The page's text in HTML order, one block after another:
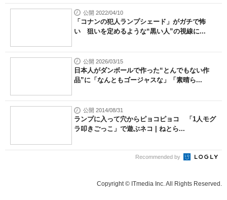
公開 2022/04/10
「コナンの犯人ランプシェード」がガチで怖
い 狙いを定めるような“黒い人”の視線に...
公開 2026/03/15
日本人がダンボールで作った“とんでもない作
品”に「なんともゴージャスな」「素晴ら...
公開 2014/08/31
ランプに入って穴からピョコピョコ 「1人モグ
ラ叩きごっこ」で遊ぶネコ | ねとら...
Recommended by
Copyright © ITmedia Inc. All Rights Reserved.